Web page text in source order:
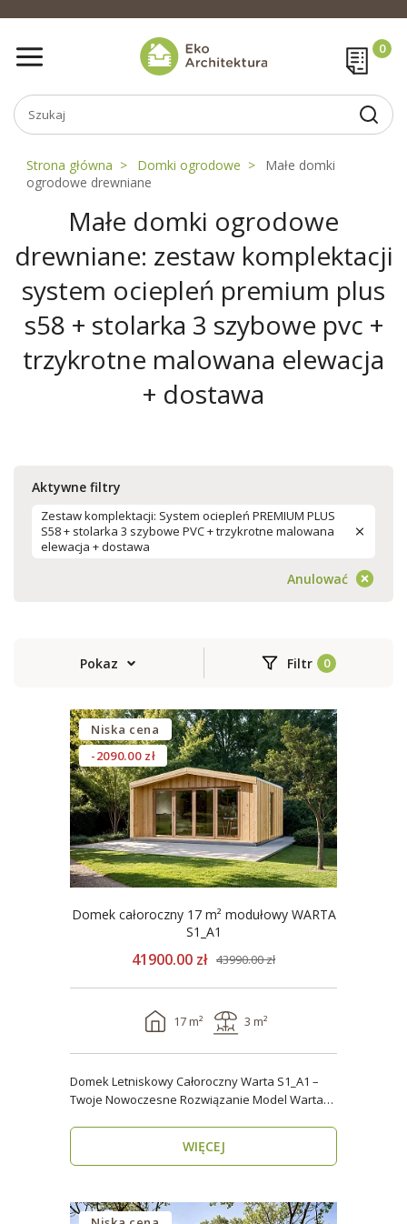
Strona główna Domki ogrodowe
Małe domki
ogrodowe drewniane
Małe domki ogrodowe
drewniane: zestaw komplektacji
system ociepleń premium plus
s58 + stolarka 3 szybowe pvc +
trzykrotne malowana elewacja
+ dostawa
Aktywne filtry
Zestaw komplektacji: System ociepleń PREMIUM PLUS
S58 + stolarka 3 szybowe PVC + trzykrotne malowana
elewacja + dostawa
Anulować
Pokaz Filtr
Niska cena
-2090.00 zł
Domek całoroczny 17 m² modułowy WARTA
S1_A1
41900.00 zł 43990.00 zł
17 m² 3 m²
Domek Letniskowy Całoroczny Warta S1_A1 –
Twoje Nowoczesne Rozwiązanie Model Warta
WIĘCEJ